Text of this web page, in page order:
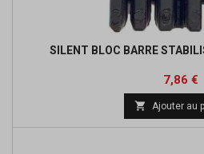
SILENT BLOC BARRE
Prix
7,86 €
 Ajouter au